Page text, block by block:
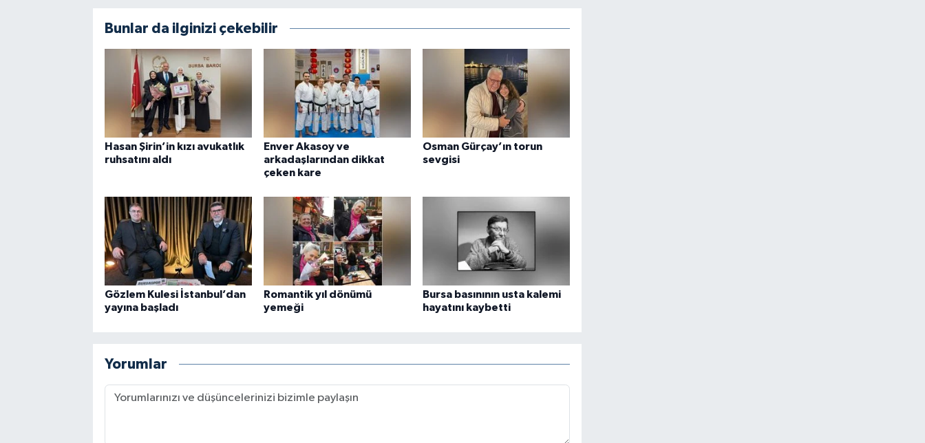
Bunlar da ilginizi çekebilir
Hasan Şirin’in kızı avukatlık
ruhsatını aldı
Enver Akasoy ve
arkadaşlarından dikkat
çeken kare
Osman Gürçay’ın torun
sevgisi
Gözlem Kulesi İstanbul’dan
yayına başladı
Romantik yıl dönümü
yemeği
Bursa basınının usta kalemi
hayatını kaybetti
Yorumlar